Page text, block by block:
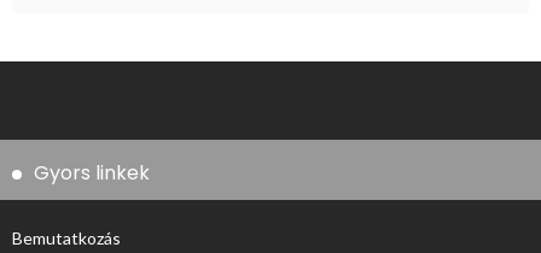
Gyors linkek
Bemutatkozás